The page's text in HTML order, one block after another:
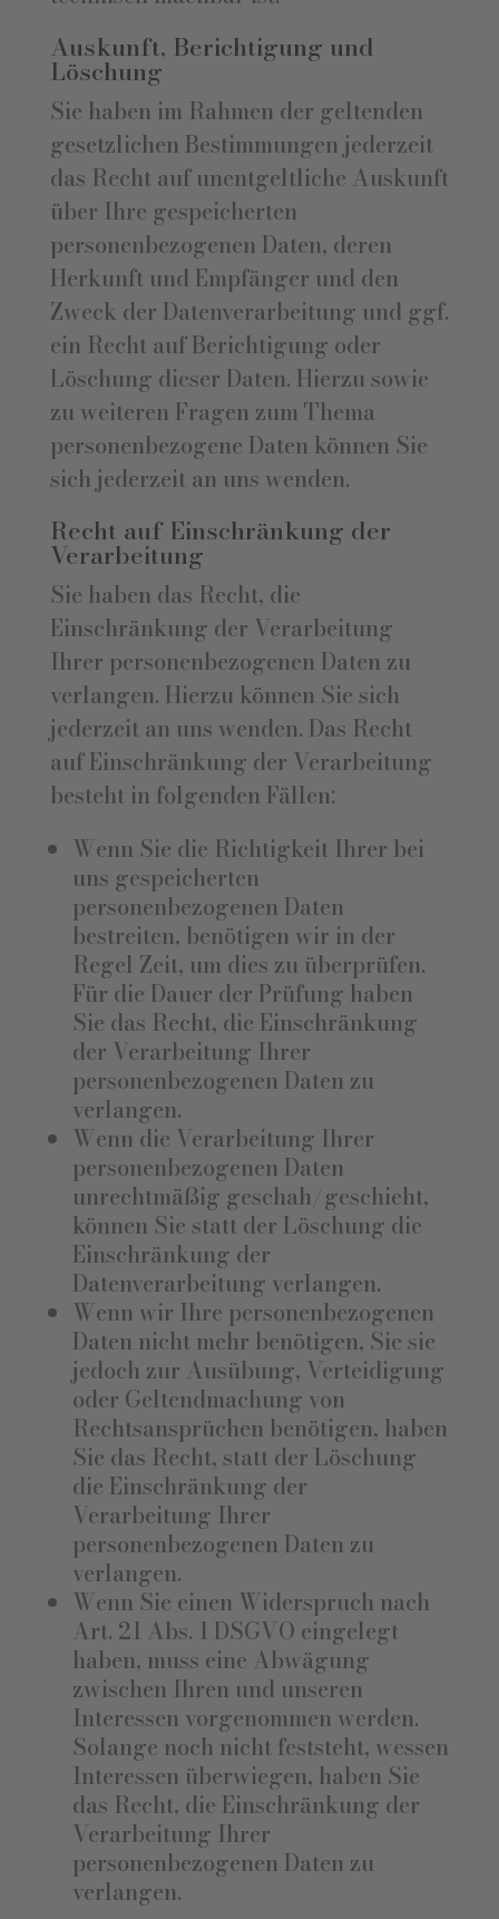
Auskunft, Berichtigung und
Löschung
Sie haben im Rahmen der geltenden
gesetzlichen Bestimmungen jederzeit
das Recht auf unentgeltliche Auskunft
über Ihre gespeicherten
personenbezogenen Daten, deren
Herkunft und Empfänger und den
Zweck der Datenverarbeitung und ggf.
ein Recht auf Berichtigung oder
Löschung dieser Daten. Hierzu sowie
zu weiteren Fragen zum Thema
personenbezogene Daten können Sie
sich jederzeit an uns wenden.
Recht auf Einschränkung der
Verarbeitung
Sie haben das Recht, die
Einschränkung der Verarbeitung
Ihrer personenbezogenen Daten zu
verlangen. Hierzu können Sie sich
jederzeit an uns wenden. Das Recht
auf Einschränkung der Verarbeitung
besteht in folgenden Fällen:
Wenn Sie die Richtigkeit Ihrer bei
uns gespeicherten
personenbezogenen Daten
bestreiten, benötigen wir in der
Regel Zeit, um dies zu überprüfen.
Für die Dauer der Prüfung haben
Sie das Recht, die Einschränkung
der Verarbeitung Ihrer
personenbezogenen Daten zu
verlangen.
Wenn die Verarbeitung Ihrer
personenbezogenen Daten
unrechtmäßig geschah/geschieht,
können Sie statt der Löschung die
Einschränkung der
Datenverarbeitung verlangen.
Wenn wir Ihre personenbezogenen
Daten nicht mehr benötigen, Sie sie
jedoch zur Ausübung, Verteidigung
oder Geltendmachung von
Rechtsansprüchen benötigen, haben
Sie das Recht, statt der Löschung
die Einschränkung der
Verarbeitung Ihrer
personenbezogenen Daten zu
verlangen.
Wenn Sie einen Widerspruch nach
Art. 21 Abs. 1 DSGVO eingelegt
haben, muss eine Abwägung
zwischen Ihren und unseren
Interessen vorgenommen werden.
Solange noch nicht feststeht, wessen
Interessen überwiegen, haben Sie
das Recht, die Einschränkung der
Verarbeitung Ihrer
personenbezogenen Daten zu
verlangen.